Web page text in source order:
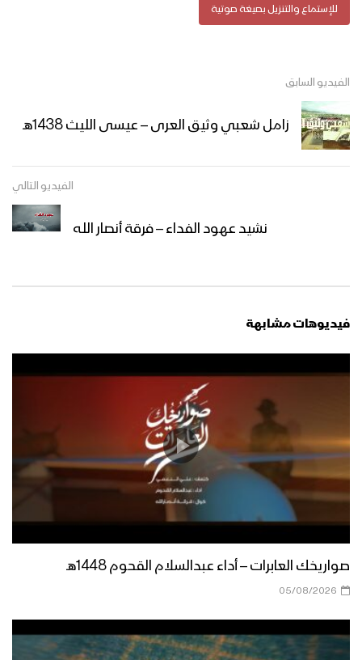
أهمية تعلم القرآن الكريم – القول السديد
الفني للإعلام الحربي 1444هـ
نشيد وليُّ المؤمنين – فرقة الشهيد القائد
غاية الصيام – القول السديد 1444هـ
الجوف – رسائل المجاهدين المرابطين في
جبهة المرازيق بمناسبة شهر رمضان المبارك
– 1444هـ
للإستماع والتنزيل بصيغة صوتية
الفيديو السابق
زامل شعبي وثيق العرى – عيسى الليث 1438هـ
الفيديو التالي
نشيد عهود الفداء – فرقة أنصار الله
فيديوهات مشابهة
صواريخك العابرات – أداء عبدالسلام القحوم 1448هـ
05/08/2026